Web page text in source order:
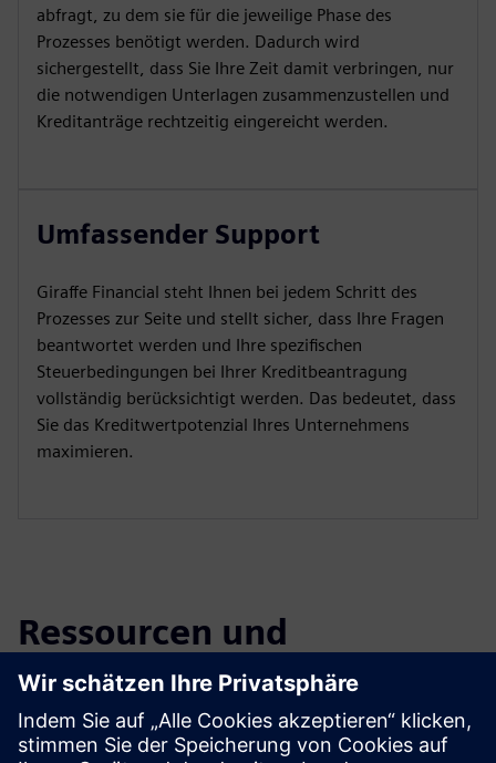
abfragt, zu dem sie für die jeweilige Phase des
Prozesses benötigt werden. Dadurch wird
sichergestellt, dass Sie Ihre Zeit damit verbringen, nur
die notwendigen Unterlagen zusammenzustellen und
Kreditanträge rechtzeitig eingereicht werden.
Umfassender Support
Giraffe Financial steht Ihnen bei jedem Schritt des
Prozesses zur Seite und stellt sicher, dass Ihre Fragen
beantwortet werden und Ihre spezifischen
Steuerbedingungen bei Ihrer Kreditbeantragung
vollständig berücksichtigt werden. Das bedeutet, dass
Sie das Kreditwertpotenzial Ihres Unternehmens
maximieren.
Ressourcen und
verwandte Produkte
erkunden